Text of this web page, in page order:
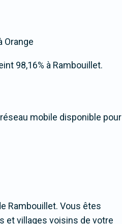
Orange
98,16% à Rambouillet.
mobile disponible pour
Rambouillet. Vous êtes
et villages voisins de votre